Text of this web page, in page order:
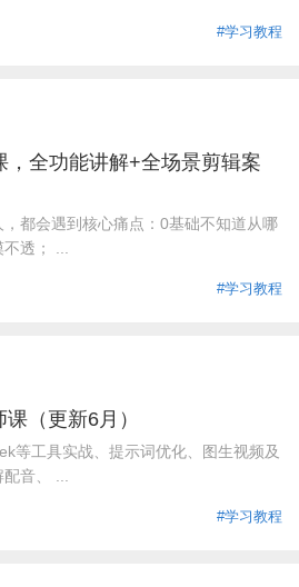
#学习教程
，全功能讲解+全场景剪辑案
都会遇到核心痛点：0基础不知道从哪
透； ...
#学习教程
（更新6月）
等工具实战、提示词优化、图生视频及
音、 ...
#学习教程